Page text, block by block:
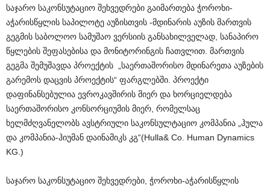
საჯარო საკონსუტაციო შეხვედრები გაიმართება ჭოროხი-
აჭარისწყლის საპილოტე აუზისთვის -მდინარის აუზის მართვის
გეგმის საბოლოო სამუშაო ვერსიის განსახილველად, სანაპირო
წყლების შეფასებისა და მონიტორინგის ჩათვლით. მართვის
გეგმა შემუშავდა პროექტის „საერთაშორისო მდინარეთა აუზების
გარემოს დაცვის პროექტის“ ფარგლებში. პროექტი
დაფინანსებულია ევროკავშირის მიერ და ხორციელდება
საერთაშორისო კონსორციუმის მიერ, რომელსაც
ხელმძღვანელობს ავსტრიული საკონსულტაციო კომპანია „ჰულა
და კომპანია-ჰიუმან დაინამიკს კგ“(Hulla& Co. Human Dynamics
KG.)
საჯარო საკონსუტაციო შეხვედრები, ჭოროხი-აჭარისწყლის